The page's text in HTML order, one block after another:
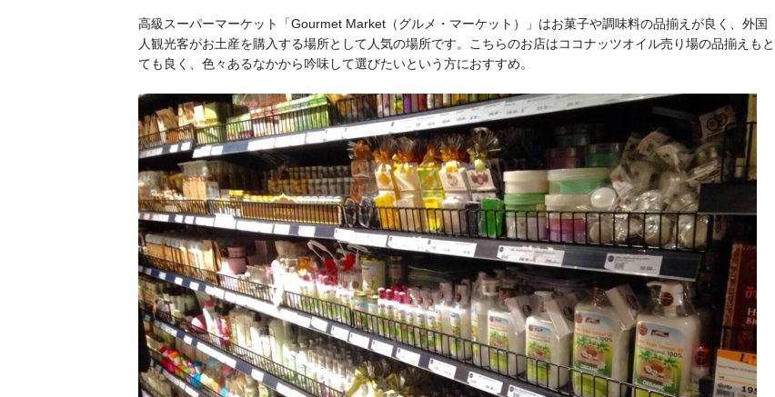
高級スーパーマーケット「Gourmet Market（グルメ・マーケット）」はお菓子や調味料の品揃えが良く、外国
人観光客がお土産を購入する場所として人気の場所です。こちらのお店はココナッツオイル売り場の品揃えもと
ても良く、色々あるなかから吟味して選びたいという方におすすめ。